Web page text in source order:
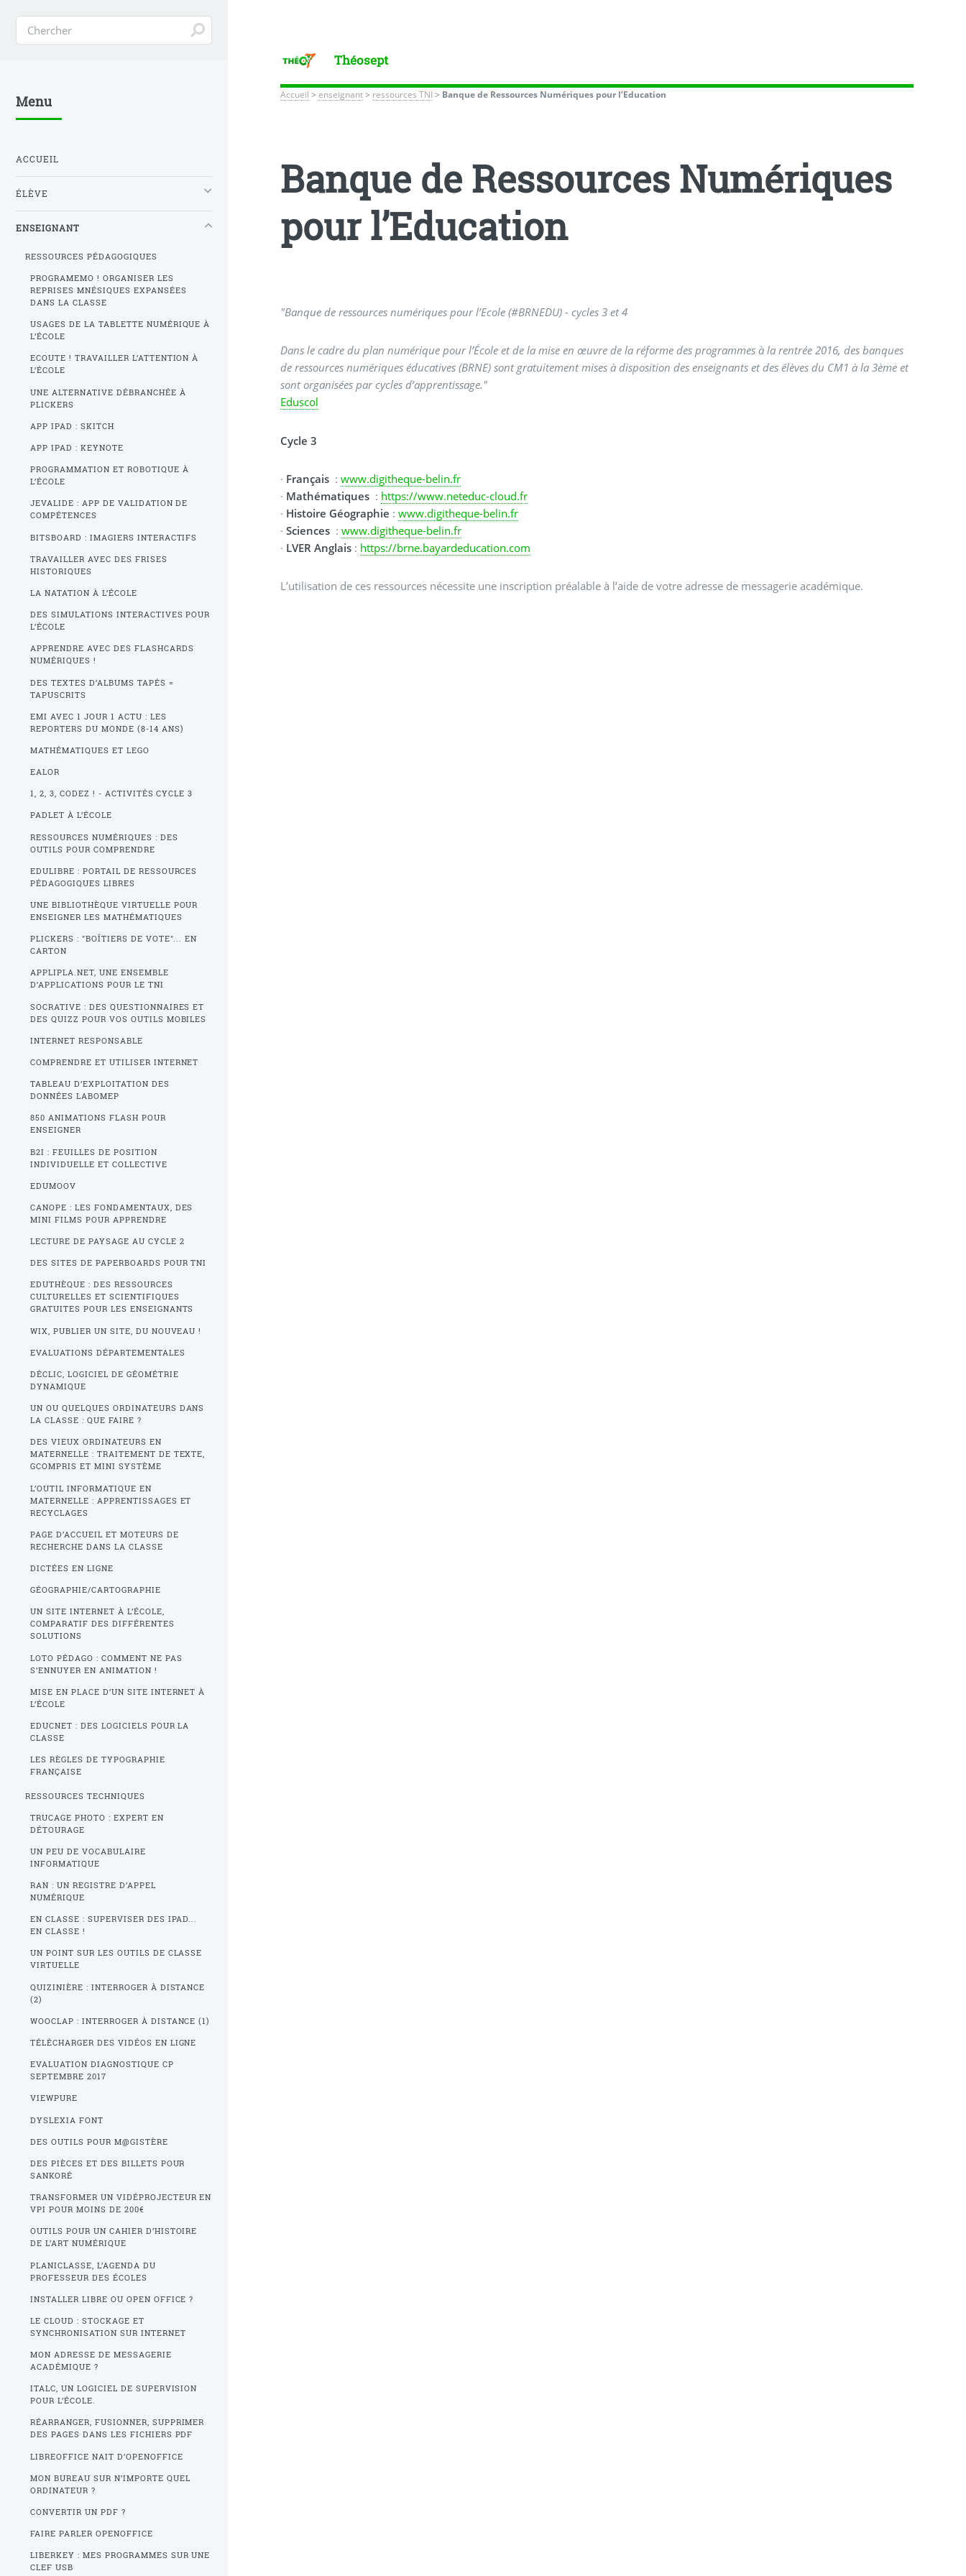
Théosept
Accueil >enseignant> ressources TNI > Banque de Ressources Numériques pour l’Education
Banque de Ressources Numériques
pour l’Education
"Banque de ressources numériques pour l’Ecole (#BRNEDU) - cycles 3 et 4
Dans le cadre du plan numérique pour l’École et de la mise en œuvre de la réforme des programmes à la rentrée 2016, des banques
de ressources numériques éducatives (BRNE) sont gratuitement mises à disposition des enseignants et des élèves du CM1 à la 3ème et
sont organisées par cycles d’apprentissage."
Eduscol
Cycle 3
· Français :www.digitheque-belin.fr
· Mathématiques : https://www.neteduc-cloud.fr
· Histoire Géographie :www.digitheque-belin.fr
·Sciences :www.digitheque-belin.fr
· LVER Anglais : https://brne.bayardeducation.com
L’utilisation de ces ressources nécessite une inscription préalable à l’aide de votre adresse de messagerie académique.
Menu
ACCUEIL
ÉLÈVE
ENSEIGNANT
RESSOURCES PÉDAGOGIQUES
PROGRAMEMO ! ORGANISER LES
REPRISES MNÉSIQUES EXPANSÉES
DANS LA CLASSE
USAGES DE LA TABLETTE NUMÉRIQUE À
L’ÉCOLE
ECOUTE ! TRAVAILLER L’ATTENTION À
L’ÉCOLE
UNE ALTERNATIVE DÉBRANCHÉE À
PLICKERS
APP IPAD : SKITCH
APP IPAD : KEYNOTE
PROGRAMMATION ET ROBOTIQUE À
L’ÉCOLE
JEVALIDE : APP DE VALIDATION DE
COMPÉTENCES
BITSBOARD : IMAGIERS INTERACTIFS
TRAVAILLER AVEC DES FRISES
HISTORIQUES
LA NATATION À L’ÉCOLE
DES SIMULATIONS INTERACTIVES POUR
L’ÉCOLE
APPRENDRE AVEC DES FLASHCARDS
NUMÉRIQUES !
DES TEXTES D’ALBUMS TAPÉS =
TAPUSCRITS
EMI AVEC 1 JOUR 1 ACTU : LES
REPORTERS DU MONDE (8-14 ANS)
MATHÉMATIQUES ET LEGO
EALOR
1, 2, 3, CODEZ ! - ACTIVITÉS CYCLE 3
PADLET À L’ÉCOLE
RESSOURCES NUMÉRIQUES : DES
OUTILS POUR COMPRENDRE
EDULIBRE : PORTAIL DE RESSOURCES
PÉDAGOGIQUES LIBRES
UNE BIBLIOTHÈQUE VIRTUELLE POUR
ENSEIGNER LES MATHÉMATIQUES
PLICKERS : "BOÎTIERS DE VOTE"... EN
CARTON
APPLIPLA.NET, UNE ENSEMBLE
D’APPLICATIONS POUR LE TNI
SOCRATIVE : DES QUESTIONNAIRES ET
DES QUIZZ POUR VOS OUTILS MOBILES
INTERNET RESPONSABLE
COMPRENDRE ET UTILISER INTERNET
TABLEAU D’EXPLOITATION DES
DONNÉES LABOMEP
850 ANIMATIONS FLASH POUR
ENSEIGNER
B2I : FEUILLES DE POSITION
INDIVIDUELLE ET COLLECTIVE
EDUMOOV
CANOPE : LES FONDAMENTAUX, DES
MINI FILMS POUR APPRENDRE
LECTURE DE PAYSAGE AU CYCLE 2
DES SITES DE PAPERBOARDS POUR TNI
EDUTHÈQUE : DES RESSOURCES
CULTURELLES ET SCIENTIFIQUES
GRATUITES POUR LES ENSEIGNANTS
WIX, PUBLIER UN SITE, DU NOUVEAU !
EVALUATIONS DÉPARTEMENTALES
DÉCLIC, LOGICIEL DE GÉOMÉTRIE
DYNAMIQUE
UN OU QUELQUES ORDINATEURS DANS
LA CLASSE : QUE FAIRE ?
DES VIEUX ORDINATEURS EN
MATERNELLE : TRAITEMENT DE TEXTE,
GCOMPRIS ET MINI SYSTÈME
L’OUTIL INFORMATIQUE EN
MATERNELLE : APPRENTISSAGES ET
RECYCLAGES
PAGE D’ACCUEIL ET MOTEURS DE
RECHERCHE DANS LA CLASSE
DICTÉES EN LIGNE
GÉOGRAPHIE/CARTOGRAPHIE
UN SITE INTERNET À L’ÉCOLE,
COMPARATIF DES DIFFÉRENTES
SOLUTIONS
LOTO PÉDAGO : COMMENT NE PAS
S’ENNUYER EN ANIMATION !
MISE EN PLACE D’UN SITE INTERNET À
L’ÉCOLE
EDUCNET : DES LOGICIELS POUR LA
CLASSE
LES RÈGLES DE TYPOGRAPHIE
FRANÇAISE
RESSOURCES TECHNIQUES
TRUCAGE PHOTO : EXPERT EN
DÉTOURAGE
UN PEU DE VOCABULAIRE
INFORMATIQUE
RAN : UN REGISTRE D’APPEL
NUMÉRIQUE
EN CLASSE : SUPERVISER DES IPAD...
EN CLASSE !
UN POINT SUR LES OUTILS DE CLASSE
VIRTUELLE
QUIZINIÈRE : INTERROGER À DISTANCE
(2)
WOOCLAP : INTERROGER À DISTANCE (1)
TÉLÉCHARGER DES VIDÉOS EN LIGNE
EVALUATION DIAGNOSTIQUE CP
SEPTEMBRE 2017
VIEWPURE
DYSLEXIA FONT
DES OUTILS POUR M@GISTÈRE
DES PIÈCES ET DES BILLETS POUR
SANKORÉ
TRANSFORMER UN VIDÉPROJECTEUR EN
VPI POUR MOINS DE 200€
OUTILS POUR UN CAHIER D’HISTOIRE
DE L’ART NUMÉRIQUE
PLANICLASSE, L’AGENDA DU
PROFESSEUR DES ÉCOLES
INSTALLER LIBRE OU OPEN OFFICE ?
LE CLOUD : STOCKAGE ET
SYNCHRONISATION SUR INTERNET
MON ADRESSE DE MESSAGERIE
ACADÉMIQUE ?
ITALC, UN LOGICIEL DE SUPERVISION
POUR L’ÉCOLE.
RÉARRANGER, FUSIONNER, SUPPRIMER
DES PAGES DANS LES FICHIERS PDF
LIBREOFFICE NAIT D’OPENOFFICE
MON BUREAU SUR N’IMPORTE QUEL
ORDINATEUR ?
CONVERTIR UN PDF ?
FAIRE PARLER OPENOFFICE
LIBERKEY : MES PROGRAMMES SUR UNE
CLEF USB